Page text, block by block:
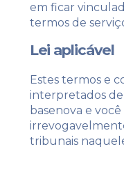
em ficar
termos de
Lei aplicável
Estes termos e
interpretados de
basenova e
tribunais